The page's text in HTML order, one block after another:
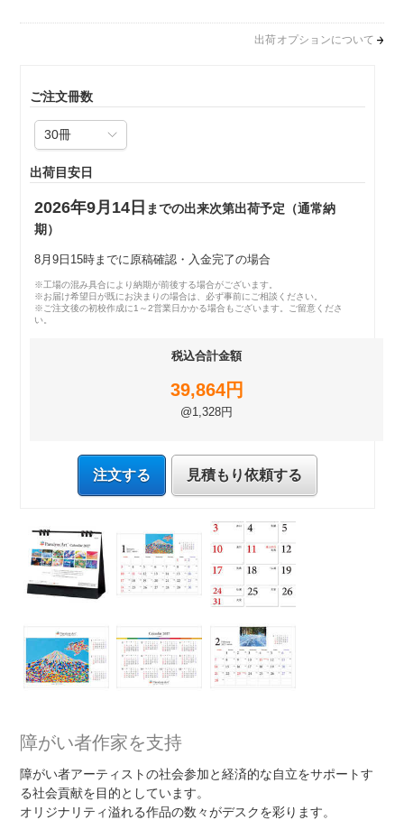
出荷オプションについて
ご注文冊数
出荷目安日
2026年9月14日 までの出来次第出荷予定（通常納
期）
8月9日15時までに原稿確認・入金完了の場合
※工場の混み具合により納期が前後する場合がございます。
※お届け希望日が既にお決まりの場合は、必ず事前にご相談ください。
※ご注文後の初校作成に1～2営業日かかる場合もございます。ご留意くださ
い。
税込合計金額
39,864円
@1,328円
注文する 見積もり依頼する
障がい者作家を支持
障がい者アーティストの社会参加と経済的な自立をサポートす
る社会貢献を目的としています。
オリジナリティ溢れる作品の数々がデスクを彩ります。